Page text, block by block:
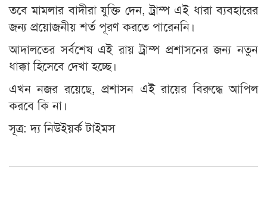
তবে মামলার বাদীরা যুক্তি দেন, ট্রাম্প এই ধারা ব্যবহারের
জন্য প্রয়োজনীয় শর্ত পূরণ করতে পারেননি।
আদালতের সর্বশেষ এই রায় ট্রাম্প প্রশাসনের জন্য নতুন
ধাক্কা হিসেবে দেখা হচ্ছে।
এখন নজর রয়েছে, প্রশাসন এই রায়ের বিরুদ্ধে আপিল
করবে কি না।
সূত্র: দ্য নিউইয়র্ক টাইমস